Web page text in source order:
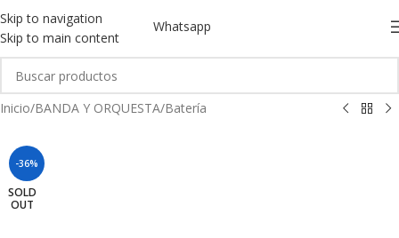
Skip to navigation
Skip to main content
Whatsapp
Inicio/BANDA Y ORQUESTA/Batería
-36%
SOLD
OUT